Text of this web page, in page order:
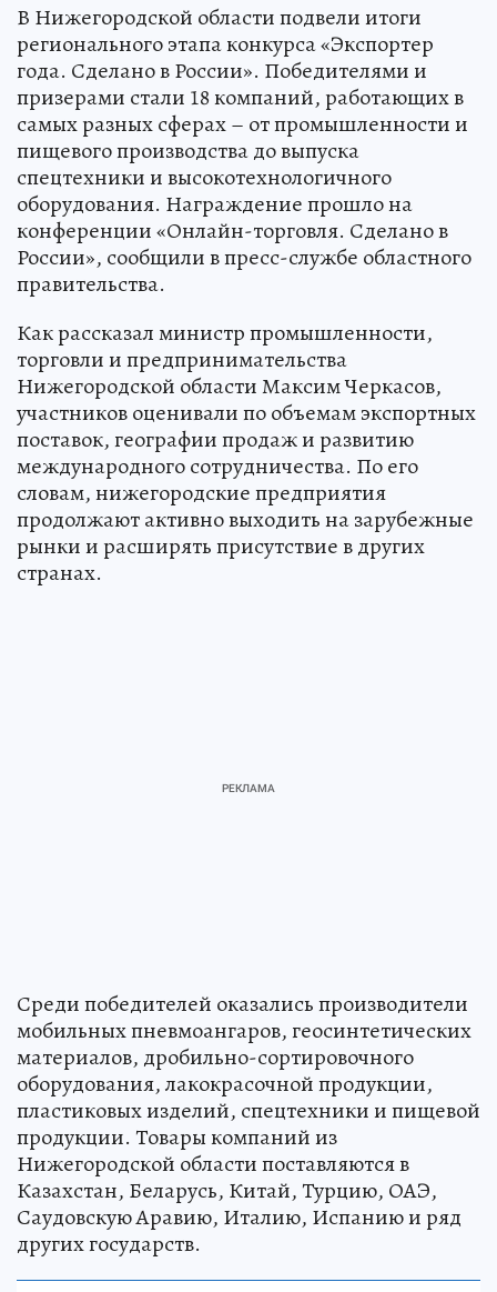
В Нижегородской области подвели итоги
регионального этапа конкурса «Экспортер
года. Сделано в России». Победителями и
призерами стали 18 компаний, работающих в
самых разных сферах – от промышленности и
пищевого производства до выпуска
спецтехники и высокотехнологичного
оборудования. Награждение прошло на
конференции «Онлайн-торговля. Сделано в
России», сообщили в пресс-службе областного
правительства.
Как рассказал министр промышленности,
торговли и предпринимательства
Нижегородской области Максим Черкасов,
участников оценивали по объемам экспортных
поставок, географии продаж и развитию
международного сотрудничества. По его
словам, нижегородские предприятия
продолжают активно выходить на зарубежные
рынки и расширять присутствие в других
странах.
Среди победителей оказались производители
мобильных пневмоангаров, геосинтетических
материалов, дробильно-сортировочного
оборудования, лакокрасочной продукции,
пластиковых изделий, спецтехники и пищевой
продукции. Товары компаний из
Нижегородской области поставляются в
Казахстан, Беларусь, Китай, Турцию, ОАЭ,
Саудовскую Аравию, Италию, Испанию и ряд
других государств.